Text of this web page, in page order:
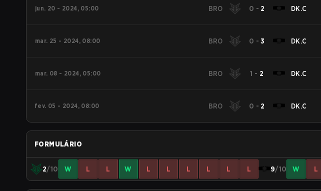
jun. 20 - 2024, 05:00 BRO 0 - 2 DK.C
mar. 25 - 2024, 08:00 BRO 0 -3 DK.C
mar. 08 - 2024, 05:00 BRO 1 - 2 DK.C
fev. 05 - 2024, 08:00 BRO 0 - 2 DK.C
FORMULÁRIO
2/10 W L L W L L L L L L 9/10 W L